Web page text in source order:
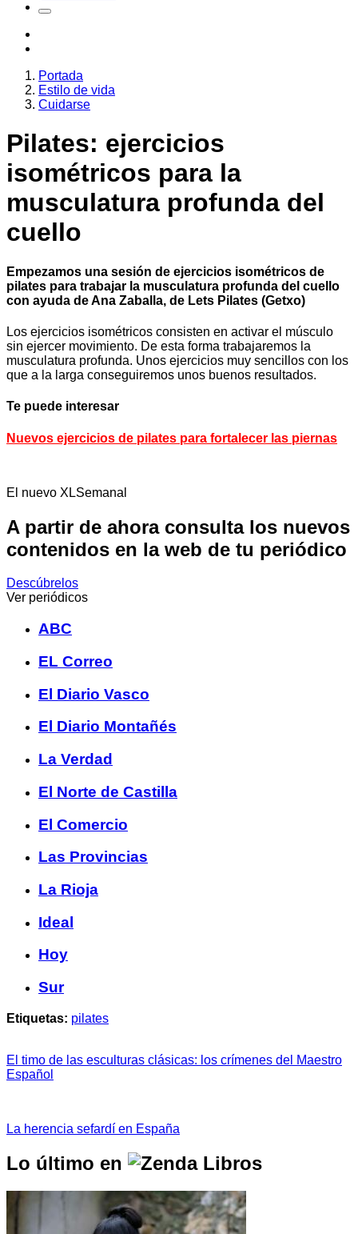
Portada
Estilo de vida
Cuidarse
Pilates: ejercicios
isométricos para la
musculatura profunda del
cuello
Empezamos una sesión de ejercicios isométricos de
pilates para trabajar la musculatura profunda del cuello
con ayuda de Ana Zaballa, de Lets Pilates (Getxo)
Los ejercicios isométricos consisten en activar el músculo
sin ejercer movimiento. De esta forma trabajaremos la
musculatura profunda. Unos ejercicios muy sencillos con los
que a la larga conseguiremos unos buenos resultados.
Te puede interesar
Nuevos ejercicios de pilates para fortalecer las piernas
El nuevo XLSemanal
A partir de ahora consulta los nuevos
contenidos en la web de tu periódico
Descúbrelos
Ver periódicos
ABC
EL Correo
El Diario Vasco
El Diario Montañés
La Verdad
El Norte de Castilla
El Comercio
Las Provincias
La Rioja
Ideal
Hoy
Sur
Etiquetas: pilates
El timo de las esculturas clásicas: los crímenes del Maestro
Español
La herencia sefardí en España
Lo último en